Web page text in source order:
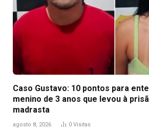
Caso Gustavo: 10 pontos para
menino de 3 anos que levou à
madrasta
agosto 8, 2026 0 Visitas